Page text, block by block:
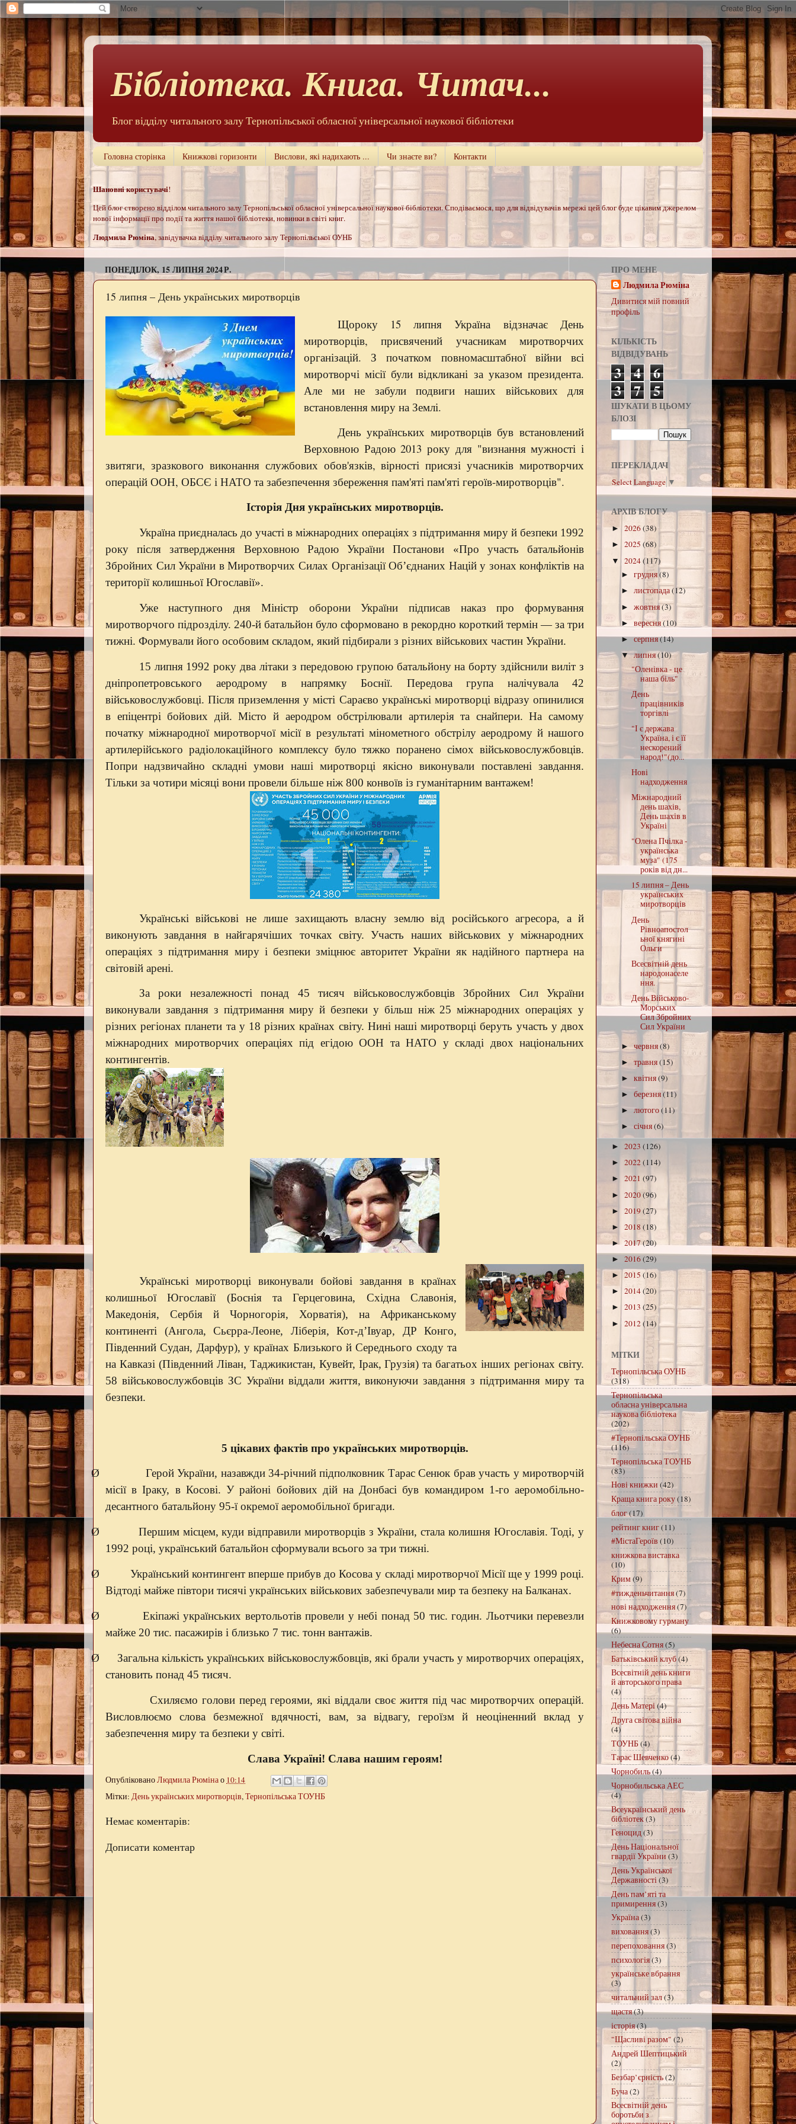
Бібліотека. Книга. Читач...
Блог відділу читального залу Тернопільської обласної універсальної наукової бібліотеки
Головна сторінка Книжкові горизонти Вислови, які надихають ... Чи знаєте ви? Контакти
Шановні користувачі!
Цей блог створено відділом читального залу Тернопільської обласної універсальної наукової бібліотеки. Сподіваємося, що для відвідувачів мережі цей блог буде цікавим джерелом
нової інформації про події та життя нашої бібліотеки, новинки в світі книг.
Людмила Рюміна, завідувачка відділу читального залу Тернопільської ОУНБ
ПОНЕДІЛОК, 15 ЛИПНЯ 2024 Р.
15 липня – День українських миротворців
Щороку 15 липня Україна відзначає День
миротворців, присвячений учасникам миротворчих
організацій. З початком повномасштабної війни всі
миротворчі місії були відкликані за указом президента.
Але ми не забули подвиги наших військових для
встановлення миру на Землі.
День українських миротворців був встановлений
Верховною Радою 2013 року для "визнання мужності і
звитяги, зразкового виконання службових обов'язків, вірності присязі учасників миротворчих
операцій ООН, ОБСЄ і НАТО та забезпечення збереження пам'яті пам'яті героїв-миротворців".
Історія Дня українських миротворців.
Україна приєдналась до участі в міжнародних операціях з підтримання миру й безпеки 1992
року після затвердження Верховною Радою України Постанови «Про участь батальйонів
Збройних Сил України в Миротворчих Силах Організації Об’єднаних Націй у зонах конфліктів на
території колишньої Югославії».
Уже наступного дня Міністр оборони України підписав наказ про формування
миротворчого підрозділу. 240-й батальйон було сформовано в рекордно короткий термін — за три
тижні. Формували його особовим складом, який підбирали з різних військових частин України.
15 липня 1992 року два літаки з передовою групою батальйону на борту здійснили виліт з
дніпропетровського аеродрому в напрямку Боснії. Передова група налічувала 42
військовослужбовці. Після приземлення у місті Сараєво українські миротворці відразу опинилися
в епіцентрі бойових дій. Місто й аеродром обстрілювали артилерія та снайпери. На самому
початку міжнародної миротворчої місії в результаті мінометного обстрілу аеродрому й нашого
артилерійського радіолокаційного комплексу було тяжко поранено сімох військовослужбовців.
Попри надзвичайно складні умови наші миротворці якісно виконували поставлені завдання.
Тільки за чотири місяці вони провели більше ніж 800 конвоїв із гуманітарним вантажем!
Українські військові не лише захищають власну землю від російського агресора, а й
виконують завдання в найгарячіших точках світу. Участь наших військових у міжнародних
операціях з підтримання миру і безпеки зміцнює авторитет України як надійного партнера на
світовій арені.
За роки незалежності понад 45 тисяч військовослужбовців Збройних Сил України
виконували завдання з підтримання миру й безпеки у більш ніж 25 міжнародних операціях у
різних регіонах планети та у 18 різних країнах світу. Нині наші миротворці беруть участь у двох
міжнародних миротворчих операціях під егідою ООН та НАТО у складі двох національних
контингентів.
Українські миротворці виконували бойові завдання в країнах
колишньої Югославії (Боснія та Герцеговина, Східна Славонія,
Македонія, Сербія й Чорногорія, Хорватія), на Африканському
континенті (Ангола, Сьєрра-Леоне, Ліберія, Кот-д’Івуар, ДР Конго,
Південний Судан, Дарфур), у країнах Близького й Середнього сходу та
на Кавказі (Південний Ліван, Таджикистан, Кувейт, Ірак, Грузія) та багатьох інших регіонах світу.
58 військовослужбовців ЗС України віддали життя, виконуючи завдання з підтримання миру та
безпеки.
5 цікавих фактів про українських миротворців.
Ø
Герой України, назавжди 34-річний підполковник Тарас Сенюк брав участь у миротворчій
місії в Іраку, в Косові. У районі бойових дій на Донбасі був командиром 1-го аеромобільно-
десантного батальйону 95-ї окремої аеромобільної бригади.
Ø
Першим місцем, куди відправили миротворців з України, стала колишня Югославія. Тоді, у
1992 році, український батальйон сформували всього за три тижні.
Ø
Український контингент вперше прибув до Косова у складі миротворчої Місії ще у 1999 році.
Відтоді майже півтори тисячі українських військових забезпечували мир та безпеку на Балканах.
Ø
Екіпажі українських вертольотів провели у небі понад 50 тис. годин. Льотчики перевезли
майже 20 тис. пасажирів і близько 7 тис. тонн вантажів.
Ø
Загальна кількість українських військовослужбовців, які брали участь у миротворчих операціях,
становить понад 45 тисяч.
Схиляємо голови перед героями, які віддали своє життя під час миротворчих операцій.
Висловлюємо слова безмежної вдячності, вам, за відвагу, героїзм й неоціненний вклад у
забезпечення миру та безпеки у світі.
Слава Україні! Слава нашим героям!
ОпублікованоЛюдмила Рюмінао 10:14
Мітки: День українських миротворців,Тернопільська ТОУНБ
Немає коментарів:
Дописати коментар
ПРО МЕНЕ
Людмила Рюміна
Дивитися мій повний
профіль
КІЛЬКІСТЬ
ВІДВІДУВАНЬ
3 4 6
3 7 5
ШУКАТИ В ЦЬОМУ
БЛОЗІ
ПЕРЕКЛАДАЧ
Select Language ▼
АРХІВ БЛОГУ
► 2026(38)
► 2025 (68)
▼ 2024(117)
►грудня(8)
►листопада(12)
►жовтня(3)
►вересня(10)
►серпня(14)
▼липня(10)
"Оленівка - це
наша біль"
День
працівників
торгівлі
"І є держава
Україна, і є її
нескорений
народ!"(до...
Нові
надходження
Міжнародний
день шахів,
День шахів в
Україні
"Олена Пчілка -
українська
муза" (175
років від дн...
15 липня – День
українських
миротворців
День
Рівноапостол
ьної княгині
Ольги
Всесвітній день
народонаселе
ння.
День Військово-
Морських
Сил Збройних
Сил України
►червня(8)
►травня(15)
►квітня(9)
►березня(11)
►лютого(11)
►січня(6)
► 2023 (126)
► 2022(114)
► 2021 (97)
► 2020(96)
► 2019(27)
► 2018 (18)
► 2017(20)
► 2016(29)
► 2015 (16)
► 2014(20)
► 2013 (25)
► 2012(14)
МІТКИ
Тернопільська ОУНБ
(318)
Тернопільська
обласна універсальна
наукова бібліотека
(202)
#Тернопільська ОУНБ
(116)
Тернопільська ТОУНБ
(83)
Нові книжки (42)
Краща книга року(18)
блог(17)
рейтинг книг(11)
#МістаГероїв (10)
книжкова виставка
(10)
Крим(9)
#тижденьчитання(7)
нові надходження(7)
Книжковому гурману
(6)
Небесна Сотня(5)
Батьківський клуб(4)
Всесвітній день книги
й авторського права
(4)
День Матері(4)
Друга світова війна
(4)
ТОУНБ(4)
Тарас Шевченко(4)
Чорнобиль(4)
Чорнобильська АЕС
(4)
Всеукраїнський день
бібліотек(3)
Геноцид(3)
День Національної
гвардії України (3)
День Української
Державності(3)
День пам’яті та
примирення(3)
Україна(3)
виховання(3)
перепоховання(3)
психологія(3)
українське вбрання
(3)
читальний зал(3)
щастя(3)
історія(3)
"Щасливі разом" (2)
Андрей Шептицький
(2)
Безбар’єрність(2)
Буча(2)
Всесвітній день
боротьби з